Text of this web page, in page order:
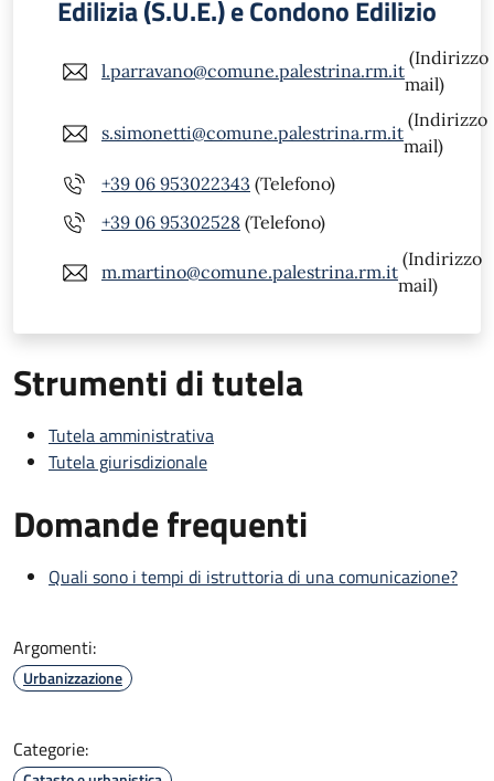
Edilizia (S.U.E.) e Condono Edilizio
l.parravano@comune.palestrina.rm.it
(Indirizzo
mail)
s.simonetti@comune.palestrina.rm.it
(Indirizzo
mail)
+39 06 953022343 (Telefono)
+39 06 95302528 (Telefono)
m.martino@comune.palestrina.rm.it
(Indirizzo
mail)
Strumenti di tutela
Tutela amministrativa
Tutela giurisdizionale
Domande frequenti
Quali sono i tempi di istruttoria di una comunicazione?
Argomenti:
Urbanizzazione
Categorie: